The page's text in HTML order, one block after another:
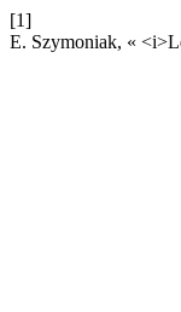
[1]
E. Szymoniak, «